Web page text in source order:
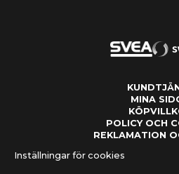
MINA
POLICY OCH
REKLAMATION
Inställningar för cookies